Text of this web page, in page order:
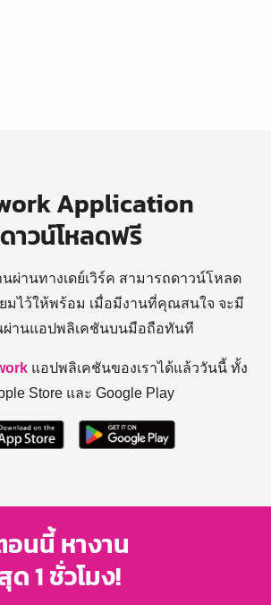
Application
ดาวน์โหลดฟรี
ผ่านทางเดย์เวิร์ค สามารถดาวน์โหลด
มไว้ให้พร้อม เมื่อมีงานที่คุณสนใจ จะมี
ผ่านแอปพลิเคชันบนมือถือทันที
แอปพลิเคชันของเราได้แล้ววันนี้ ทั้ง
Store และ Google Play
นนี้ หางาน
ด 1 ชั่วโมง!